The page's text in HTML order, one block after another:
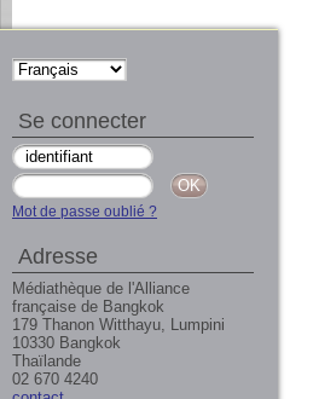
Se connecter
Mot de passe oublié ?
Adresse
Médiathèque de l'Alliance
française de Bangkok
179 Thanon Witthayu, Lumpini
10330 Bangkok
Thaïlande
02 670 4240